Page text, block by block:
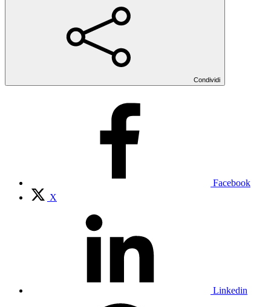
Condividi
Facebook
X
Linkedin